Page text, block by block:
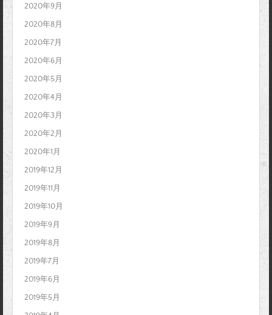
2020年9月
2020年8月
2020年7月
2020年6月
2020年5月
2020年4月
2020年3月
2020年2月
2020年1月
2019年12月
2019年11月
2019年10月
2019年9月
2019年8月
2019年7月
2019年6月
2019年5月